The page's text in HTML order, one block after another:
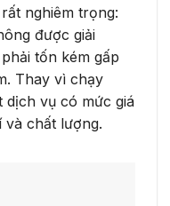
nghiêm trọng:
được giải
tốn kém gấp
Thay vì chạy
dịch vụ có mức giá
và chất lượng.